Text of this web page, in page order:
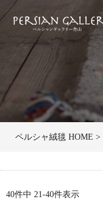
ペルシャ絨毯 HOME
40件中 21-40件表示